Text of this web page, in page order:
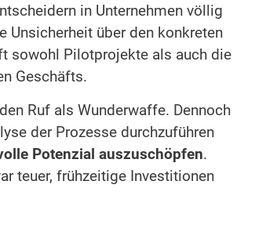
in Unternehmen völlig
Unsicherheit über den konkreten
sowohl Pilotprojekte als auch die
Geschäfts.
Ruf als Wunderwaffe. Dennoch
der Prozesse durchzuführen
Potenzial auszuschöpfen.
teuer, frühzeitige Investitionen